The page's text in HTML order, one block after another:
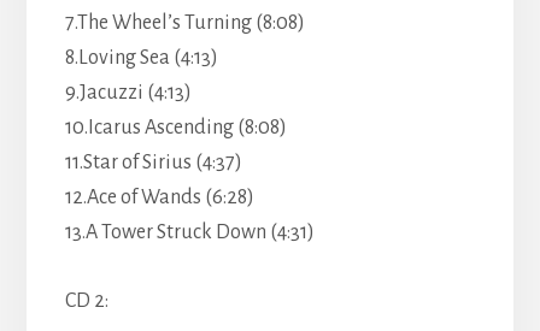
7.The Wheel’s Turning (8:08)
8.Loving Sea (4:13)
9.Jacuzzi (4:13)
10.Icarus Ascending (8:08)
11.Star of Sirius (4:37)
12.Ace of Wands (6:28)
13.A Tower Struck Down (4:31)
CD 2: